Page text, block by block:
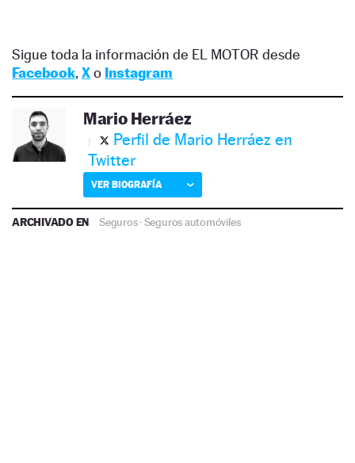
Sigue toda la información de EL MOTOR desde
Facebook, Xo Instagram
Mario Herráez
Perfil de Mario Herráez en
Twitter
VER BIOGRAFÍA
ARCHIVADO EN Seguros·Seguros automóviles